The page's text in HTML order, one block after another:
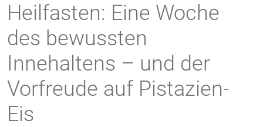
Heilfasten: Eine Woche
des bewussten
Innehaltens – und der
Vorfreude auf Pistazien-
Eis